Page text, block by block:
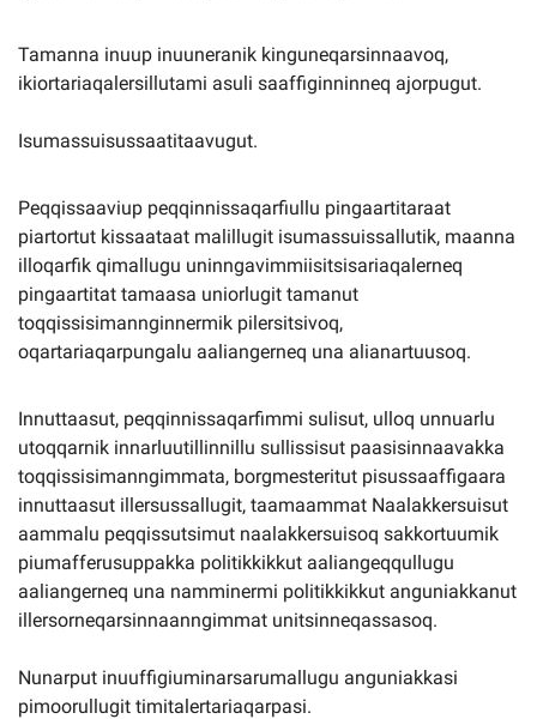
Tamanna inuup inuuneranik kinguneqarsinnaavoq,
ikiortariaqalersillutami asuli saaffiginninneq ajorpugut.
Isumassuisussaatitaavugut.
Peqqissaaviup peqqinnissaqarfiullu pingaartitaraat
piartortut kissaataat malillugit isumassuissallutik, maanna
illoqarfik qimallugu uninngavimmiisitsisariaqalerneq
pingaartitat tamaasa uniorlugit tamanut
toqqissisimannginnermik pilersitsivoq,
oqartariaqarpungalu aaliangerneq una alianartuusoq.
Innuttaasut, peqqinnissaqarfimmi sulisut, ulloq unnuarlu
utoqqarnik innarluutillinnillu sullissisut paasisinnaavakka
toqqissisimanngimmata, borgmesteritut pisussaaffigaara
innuttaasut illersussallugit, taamaammat Naalakkersuisut
aammalu peqqissutsimut naalakkersuisoq sakkortuumik
piumafferusuppakka politikkikkut aaliangeqqullugu
aaliangerneq una namminermi politikkikkut anguniakkanut
illersorneqarsinnaanngimmat unitsinneqassasoq.
Nunarput inuuffigiuminarsarumallugu anguniakkasi
pimoorullugit timitalertariaqarpasi.